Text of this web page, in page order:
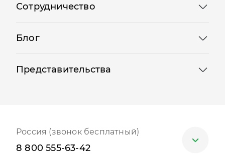
Сотрудничество
Блог
Представительства
Россия (звонок бесплатный)
8 800 555-63-42